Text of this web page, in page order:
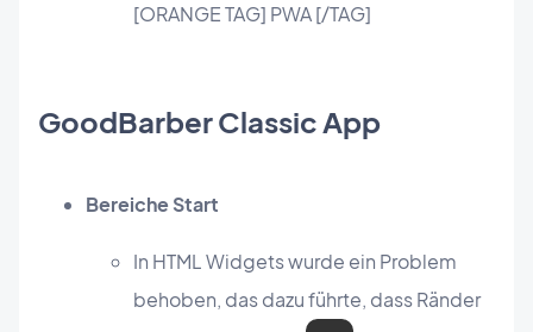
[ORANGE TAG] PWA [/TAG]
GoodBarber Classic App
Bereiche Start
In HTML Widgets wurde ein Problem
behoben, das dazu führte, dass Ränder